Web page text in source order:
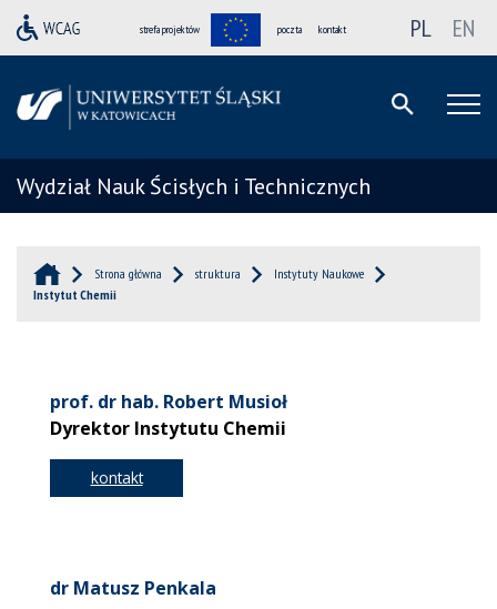
strefa projektów poczta kontakt PL EN
Wydział Nauk Ścisłych i Technicznych
Strona główna struktura
Instytuty Naukowe
Instytut Chemii
prof. dr hab. Robert Musioł
Dyrektor Instytutu Chemii
kontakt
dr Matusz Penkala